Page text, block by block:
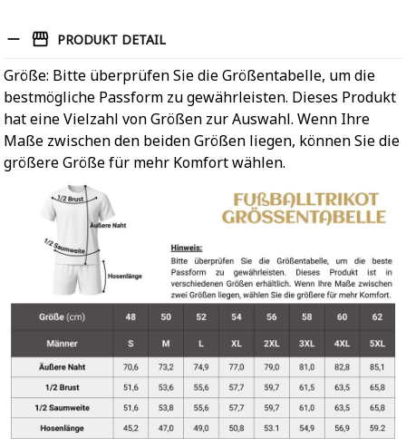
PRODUKT DETAIL
Größe: Bitte überprüfen Sie die Größentabelle, um die
bestmögliche Passform zu gewährleisten. Dieses Produkt
hat eine Vielzahl von Größen zur Auswahl. Wenn Ihre
Maße zwischen den beiden Größen liegen, können Sie die
größere Größe für mehr Komfort wählen.